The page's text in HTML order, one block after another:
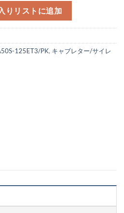
りリストに追加
125ET3/PK, キャブレター/サイレ